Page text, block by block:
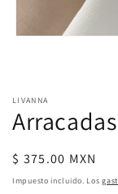
una
ventana
modal
LIVANNA
Precio
habitual
$ 375.00 MXN
Impuesto incluido. Los